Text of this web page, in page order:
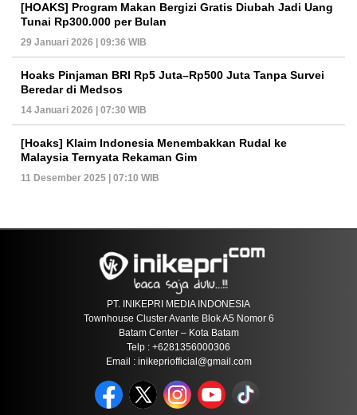
[HOAKS] Program Makan Bergizi Gratis Diubah Jadi Uang
Tunai Rp300.000 per Bulan
29 Januari 2026 | 09:36 WIB
Hoaks Pinjaman BRI Rp5 Juta–Rp500 Juta Tanpa Survei
Beredar di Medsos
14 Januari 2026 | 07:30 WIB
[Hoaks] Klaim Indonesia Menembakkan Rudal ke
Malaysia Ternyata Rekaman Gim
11 Desember 2025 | 07:10 WIB
PT. INIKEPRI MEDIA INDONESIA
Townhouse Cluster Avante Blok A5 Nomor 6
Batam Center – Kota Batam
Telp : +6281356000306
Email : inikepriofficial@gmail.com